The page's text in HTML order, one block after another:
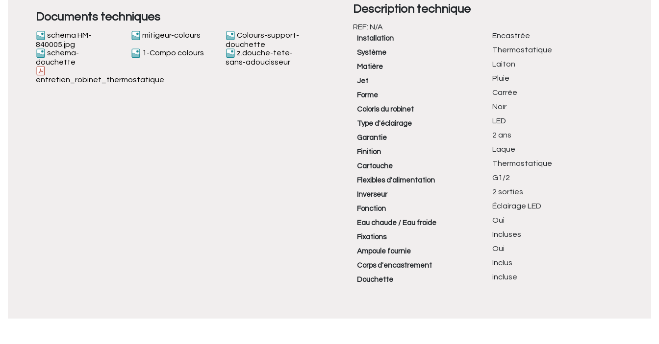
Documents techniques
schéma HM-
840005.jpg
mitigeur-colours
Colours-support-
douchette
schema-
douchette
1-Compo colours
z.douche-tete-
sans-adoucisseur
entretien_robinet_thermostatique
Description technique
REF: N/A
Installation Encastrée
Système Thermostatique
Matière Laiton
Jet Pluie
Forme Carrée
Coloris du robinet Noir
Type d'éclairage LED
Garantie 2 ans
Finition Laque
Cartouche Thermostatique
Flexibles d'alimentation G1/2
Inverseur 2 sorties
Fonction Éclairage LED
Eau chaude / Eau froide Oui
Fixations Incluses
Ampoule fournie Oui
Corps d'encastrement Inclus
Douchette incluse